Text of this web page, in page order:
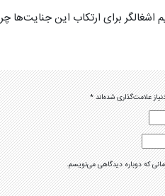
اشغالگر برای ارتکاب این جنایت‌ها
علامت‌گذاری شده‌اند*
که دوباره دیدگاهی می‌نویسم.